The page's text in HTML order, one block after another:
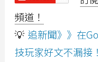
頻道！
💡 追新聞》》在
技玩家好文不漏接！